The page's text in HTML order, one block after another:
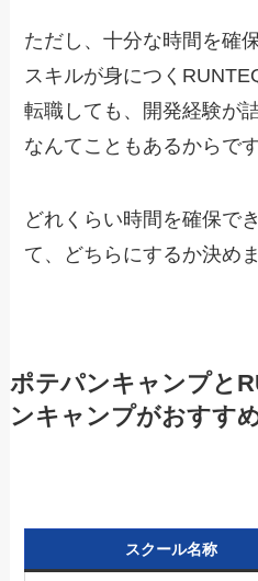
ただし、十分な時間を確
スキルが身につく
転職しても、開発経験が
なんてこともあるからです
どれくらい時間を確保で
て、どちらにするか決め
ポテパンキャンプと
ンキャンプがおすす
スクール名称